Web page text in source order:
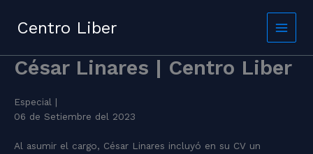
contentCentro Liber
César Linares | Centro Liber
Especial |
06 de Setiembre del 2023
Al asumir el cargo, César Linares incluyó en su CV un